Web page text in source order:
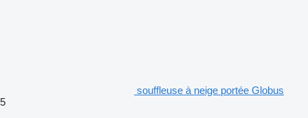
souffleuse à neige portée Globus
5